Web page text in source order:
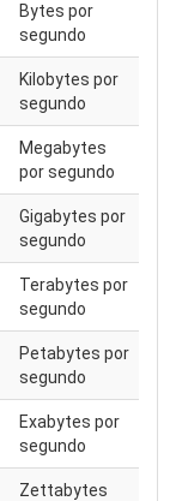
Bytes por
segundo
Kilobytes por
segundo
Megabytes
por segundo
Gigabytes por
segundo
Terabytes por
segundo
Petabytes por
segundo
Exabytes por
segundo
Zettabytes